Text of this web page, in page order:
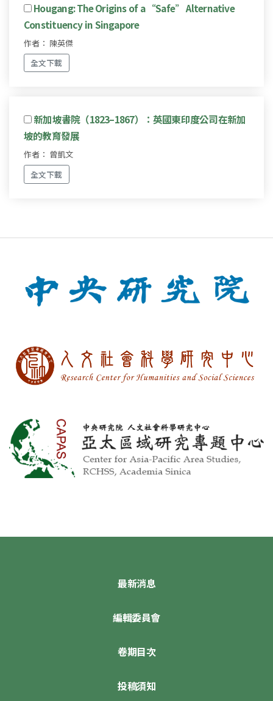
Hougang: The Origins of a “Safe” Alternative
Constituency in Singapore
作者： 陳英傑
全文下載
新加坡書院（1823–1867）：英國東印度公司在新加
坡的教育發展
作者： 曾凱文
全文下載
最新消息
編輯委員會
卷期目次
投稿須知